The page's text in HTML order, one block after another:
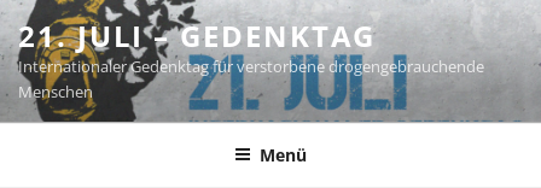
Zum
Inhalt
springen
21. JULI – GEDENKTAG
Internationaler Gedenktag für verstorbene drogengebrauchende
Menschen
Menü